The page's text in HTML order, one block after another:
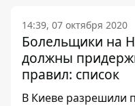
14:39, 07 октября 2020
Болельщики на
должны
правил: список
В Киеве разрешили